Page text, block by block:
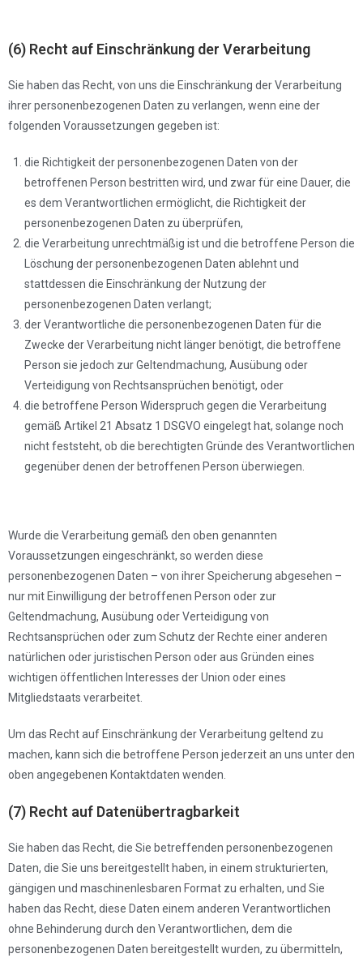
(6) Recht auf Einschränkung der Verarbeitung
Sie haben das Recht, von uns die Einschränkung der Verarbeitung
ihrer personenbezogenen Daten zu verlangen, wenn eine der
folgenden Voraussetzungen gegeben ist:
die Richtigkeit der personenbezogenen Daten von der
betroffenen Person bestritten wird, und zwar für eine Dauer, die
es dem Verantwortlichen ermöglicht, die Richtigkeit der
personenbezogenen Daten zu überprüfen,
die Verarbeitung unrechtmäßig ist und die betroffene Person die
Löschung der personenbezogenen Daten ablehnt und
stattdessen die Einschränkung der Nutzung der
personenbezogenen Daten verlangt;
der Verantwortliche die personenbezogenen Daten für die
Zwecke der Verarbeitung nicht länger benötigt, die betroffene
Person sie jedoch zur Geltendmachung, Ausübung oder
Verteidigung von Rechtsansprüchen benötigt, oder
die betroffene Person Widerspruch gegen die Verarbeitung
gemäß Artikel 21 Absatz 1 DSGVO eingelegt hat, solange noch
nicht feststeht, ob die berechtigten Gründe des Verantwortlichen
gegenüber denen der betroffenen Person überwiegen.
Wurde die Verarbeitung gemäß den oben genannten
Voraussetzungen eingeschränkt, so werden diese
personenbezogenen Daten – von ihrer Speicherung abgesehen –
nur mit Einwilligung der betroffenen Person oder zur
Geltendmachung, Ausübung oder Verteidigung von
Rechtsansprüchen oder zum Schutz der Rechte einer anderen
natürlichen oder juristischen Person oder aus Gründen eines
wichtigen öffentlichen Interesses der Union oder eines
Mitgliedstaats verarbeitet.
Um das Recht auf Einschränkung der Verarbeitung geltend zu
machen, kann sich die betroffene Person jederzeit an uns unter den
oben angegebenen Kontaktdaten wenden.
(7) Recht auf Datenübertragbarkeit
Sie haben das Recht, die Sie betreffenden personenbezogenen
Daten, die Sie uns bereitgestellt haben, in einem strukturierten,
gängigen und maschinenlesbaren Format zu erhalten, und Sie
haben das Recht, diese Daten einem anderen Verantwortlichen
ohne Behinderung durch den Verantwortlichen, dem die
personenbezogenen Daten bereitgestellt wurden, zu übermitteln,